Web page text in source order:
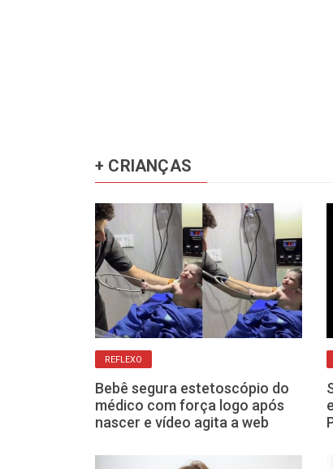
+ CRIANÇAS
REFLEXO
Bebê segura estetoscópio do
médico com força logo após
nascer e vídeo agita a web